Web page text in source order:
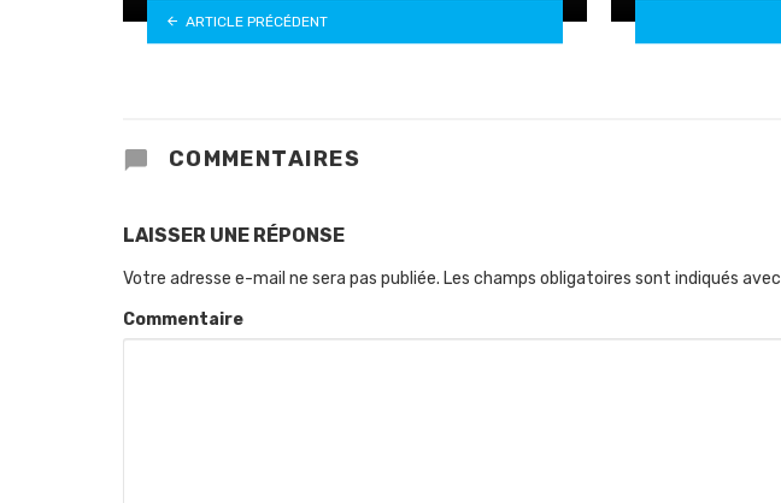
ARTICLE PRÉCÉDENT
COMMENTAIRES
LAISSER UNE RÉPONSE
Votre adresse e-mail ne sera pas publiée. Les champs obligatoires sont indiqués avec
Commentaire